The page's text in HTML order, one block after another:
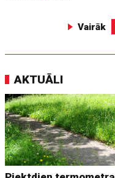
Vairāk
AKTUĀLI